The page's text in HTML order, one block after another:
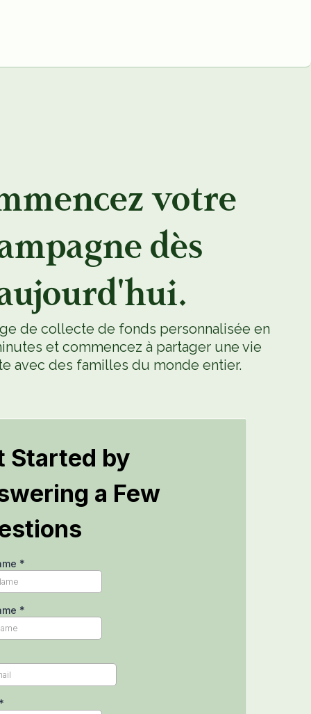
votre
dès
de collecte de fonds personnalisée en
et commencez à partager une vie
avec des familles du monde entier.